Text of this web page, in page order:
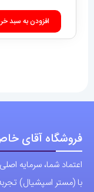
3,998,000
افزودن به سبد
فروشگاه آقای
اعتماد شما، سرمایه